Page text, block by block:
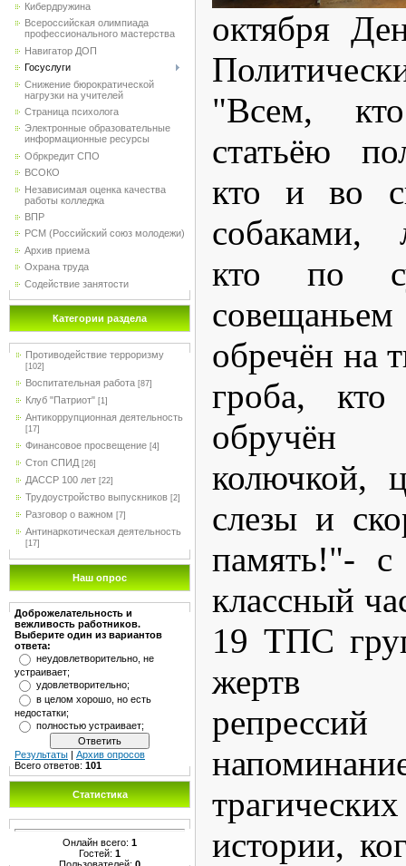
Кибердружина
Всероссийская олимпиада
профессионального мастерства
Навигатор ДОП
Госуслуги
Снижение бюрократической
нагрузки на учителей
Страница психолога
Электронные образовательные
информационные ресурсы
Обркредит СПО
ВСОКО
Независимая оценка качества
работы колледжа
ВПР
РСМ (Российский союз молодежи)
Архив приема
Охрана труда
Содействие занятости
Категории раздела
Противодействие терроризму
[102]
Воспитательная работа [87]
Клуб "Патриот" [1]
Антикоррупционная деятельность
[17]
Финансовое просвещение [4]
Стоп СПИД [26]
ДАССР 100 лет [22]
Трудоустройство выпускников [2]
Разговор о важном [7]
Антинаркотическая деятельность
[17]
Наш опрос
Доброжелательность и
вежливость работников.
Выберите один из вариантов
ответа:
неудовлетворительно, не
устраивает;
удовлетворительно;
в целом хорошо, но есть
недостатки;
полностью устраивает;
Результаты
Архив опросов
Всего ответов: 101
Статистика
Онлайн всего: 1
Гостей: 1
октября
"Всем,
статьёю
кто и во
собаками,
кто по
обречён на
гроба,
колючкой,
слезы и
память!"- с
классный
19 ТПС
жертв
истории,